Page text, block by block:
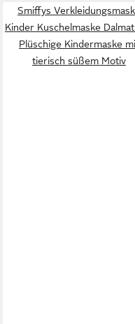
Smiffys
Kinder Kuschelmaske
Plüschige Kindermaske
tierisch süßem Motiv